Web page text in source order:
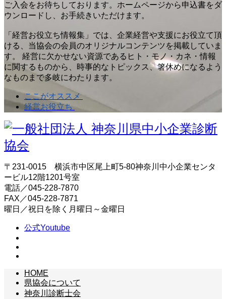
ご入会をお待ちしております。ホームページから申込書をダ
ウンロードし、お手続きいただけます。
「経営お役立ち情報集」では、企業経営や支援にお役立て頂
ける、当協会の会員のオリジナルコンテンツを掲載していま
す。 経営に欠かせない資源であるヒト・モノ・カネ・情報
に関するものから、時事的なトピックス、箸休めになるよう
なものまで多岐にわたります。
ここがオススメ
経営お役立ち
〒231-0015 横浜市中区尾上町5-80神奈川中小企業センタ
ービル12階1201号室
電話／045-228-7870
FAX／045-228-7871
曜日／祝日を除く月曜日～金曜日
公式Youtube
HOME
県協会について
神奈川診断士会